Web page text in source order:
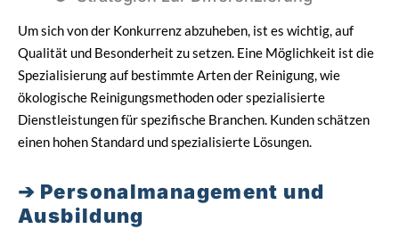
Um sich von der Konkurrenz abzuheben, ist es wichtig, auf
Qualität und Besonderheit zu setzen. Eine Möglichkeit ist die
Spezialisierung auf bestimmte Arten der Reinigung, wie
ökologische Reinigungsmethoden oder spezialisierte
Dienstleistungen für spezifische Branchen. Kunden schätzen
einen hohen Standard und spezialisierte Lösungen.
Personalmanagement und
Ausbildung